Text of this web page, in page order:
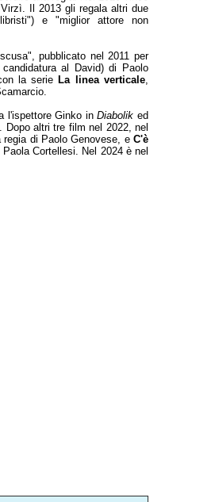
Il 2013 gli regala altri due
e "miglior attore non
pubblicato nel 2011 per
al David) di Paolo
la serie La linea verticale,
l'ispettore Ginko inDiabolik ed
. Dopo altri tre film nel 2022, nel
regia di Paolo Genovese, eC'è
Cortellesi. Nel 2024 è nel